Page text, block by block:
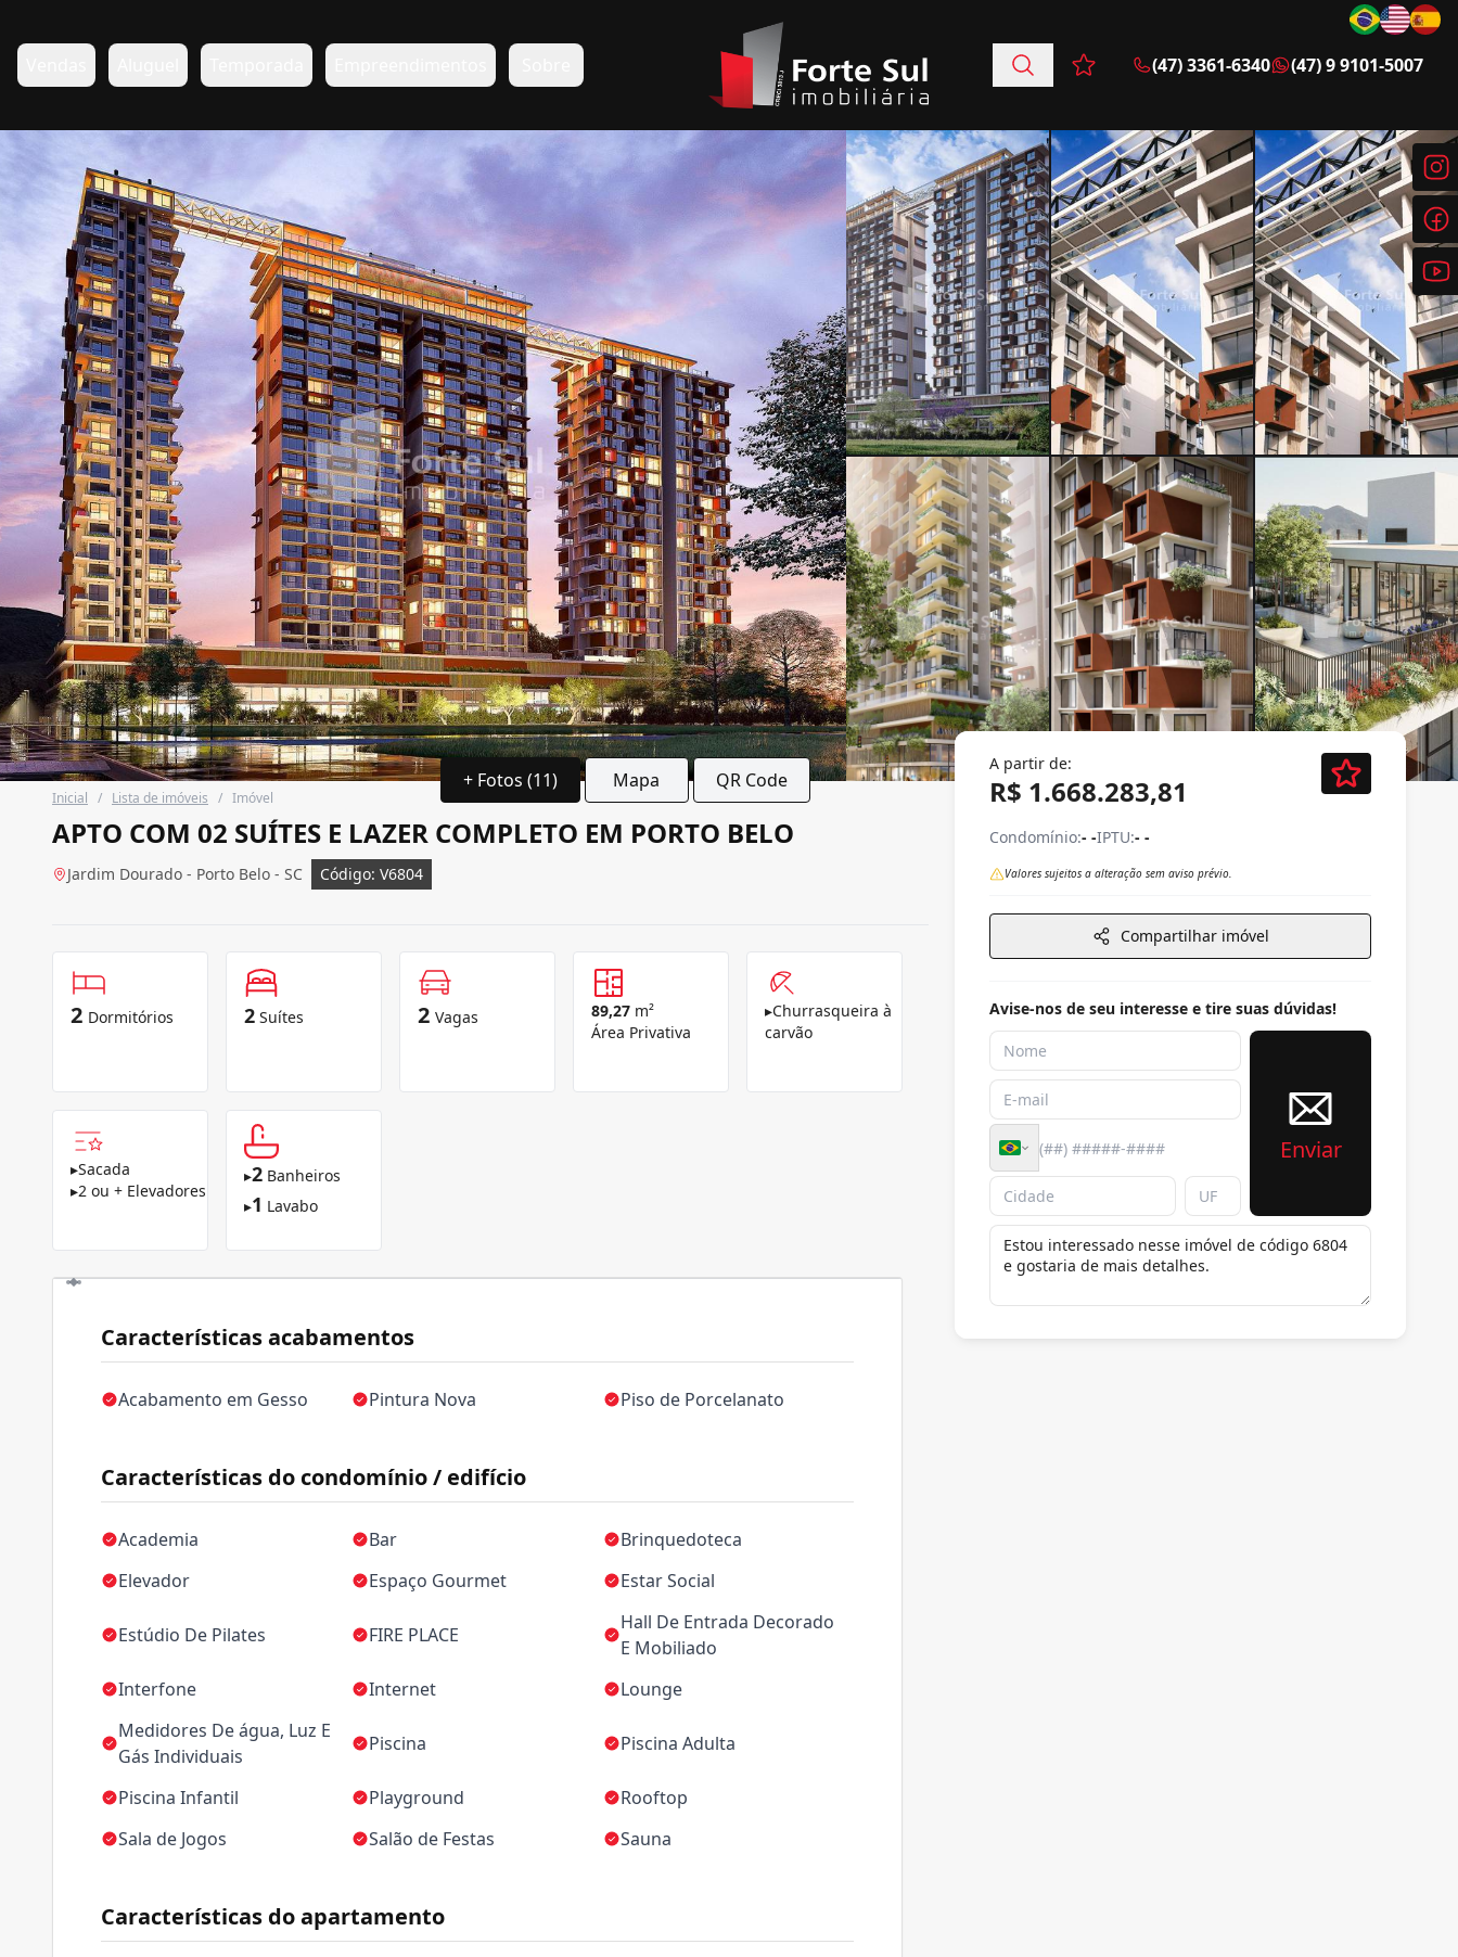
Favoritos (0 itens)
(47) 3361-6340 (47) 9 9101-5007
+ Fotos (11) Mapa QR Code
Inicial / Lista de imóveis / Imóvel
APTO COM 02 SUÍTES E LAZER COMPLETO EM PORTO BELO
Jardim Dourado - Porto Belo - SC Código: V6804
2 Dormitórios 2 Suítes 2 Vagas 89,27 m²
Área Privativa
▸Churrasqueira à
carvão
▸Sacada
▸2 ou + Elevadores
▸2 Banheiros
▸1 Lavabo
Características acabamentos
Acabamento em Gesso Pintura Nova Piso de Porcelanato
Características do condomínio / edifício
Academia Bar
Brinquedoteca
Elevador
Espaço Gourmet Estar Social
Estúdio De Pilates FIRE PLACE
Hall De Entrada Decorado
E Mobiliado
Interfone
Internet
Lounge
Medidores De água, Luz E
Gás Individuais
Piscina Piscina Adulta
Piscina Infantil Playground
Rooftop
Sala de Jogos
Salão de Festas Sauna
Características do apartamento
A partir de:
R$ 1.668.283,81
Condomínio:- -IPTU:- -
Valores sujeitos a alteração sem aviso prévio.
Compartilhar imóvel
Avise-nos de seu interesse e tire suas dúvidas!
Enviar